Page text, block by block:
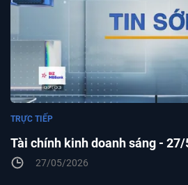
Tài chính kinh doanh sáng -
TRỰC TIẾP
27/05/2026